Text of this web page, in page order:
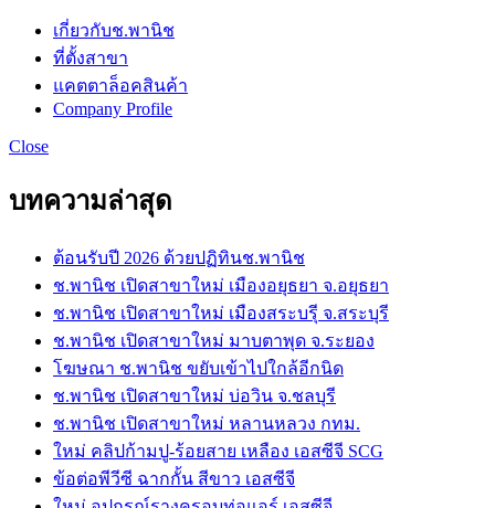
เกี่ยวกับช.พานิช
ที่ตั้งสาขา
แคตตาล็อคสินค้า
Company Profile
Close
บทความล่าสุด
ต้อนรับปี 2026 ด้วยปฏิทินช.พานิช
ช.พานิช เปิดสาขาใหม่ เมืองอยุธยา จ.อยุธยา
ช.พานิช เปิดสาขาใหม่ เมืองสระบรุี จ.สระบุรี
ช.พานิช เปิดสาขาใหม่ มาบตาพุด จ.ระยอง
โฆษณา ช.พานิช ขยับเข้าไปใกล้อีกนิด
ช.พานิช เปิดสาขาใหม่ บ่อวิน จ.ชลบุรี
ช.พานิช เปิดสาขาใหม่ หลานหลวง กทม.
ใหม่ คลิปก้ามปู-ร้อยสาย เหลือง เอสซีจี SCG
ข้อต่อพีวีซี ฉากกั้น สีขาว เอสซีจี